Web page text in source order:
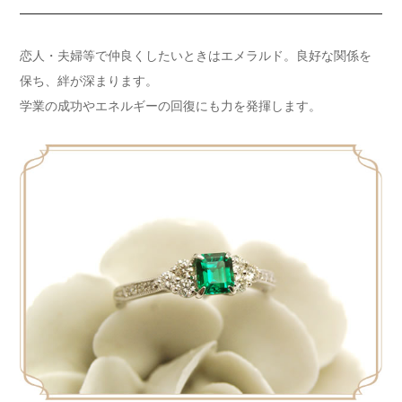
恋人・夫婦等で仲良くしたいときはエメラルド。良好な関係を
保ち、絆が深まります。
学業の成功やエネルギーの回復にも力を発揮します。